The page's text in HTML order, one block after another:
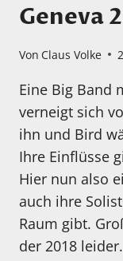
Geneva
Von Claus Volke
Eine Big Band
verneigt sich
ihn und Bird
Ihre Einflüsse
Hier nun also
auch ihre
Raum gibt.
der 2018